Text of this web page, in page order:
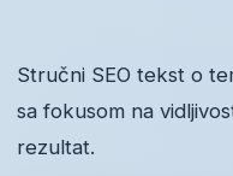
Stručni SEO tekst o
sa fokusom na
rezultat.